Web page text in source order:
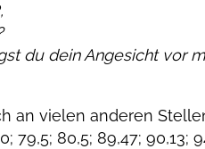
du dein Angesicht vor
an vielen anderen
79,5; 80,5; 89,47; 90,13;